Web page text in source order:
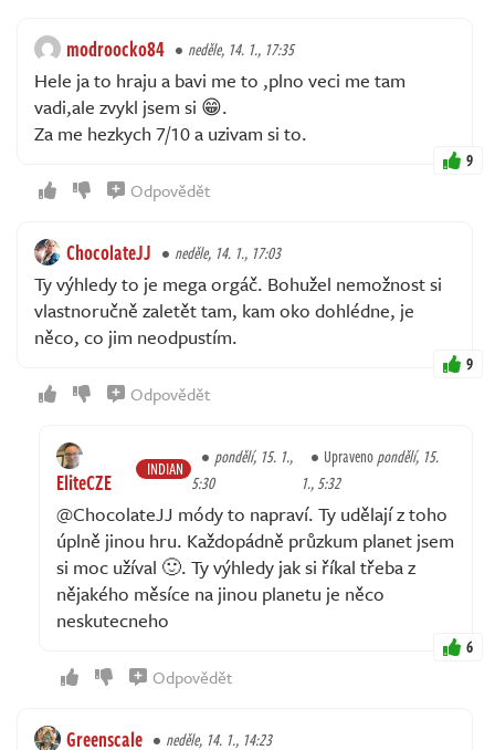
modroocko84 neděle, 14. 1., 17:35
Hele ja to hraju a bavi me to ,plno veci me tam
vadi,ale zvykl jsem si 😁.
Za me hezkych 7/10 a uzivam si to.
9
Odpovědět
ChocolateJJ neděle, 14. 1., 17:03
Ty výhledy to je mega orgáč. Bohužel nemožnost si
vlastnoručně zaletět tam, kam oko dohlédne, je
něco, co jim neodpustím.
9
Odpovědět
EliteCZE INDIAN
pondělí, 15. 1.,
5:30
Upravenopondělí, 15.
1., 5:32
@ChocolateJJ módy to napraví. Ty udělají z toho
úplně jinou hru. Každopádně průzkum planet jsem
si moc užíval 🙂. Ty výhledy jak si říkal třeba z
nějakého měsíce na jinou planetu je něco
neskutecneho
6
Odpovědět
Greenscale neděle, 14. 1., 14:23